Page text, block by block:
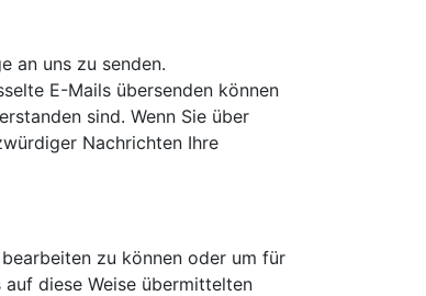
an uns zu senden.
E-Mails übersenden können
sind. Wenn Sie über
Nachrichten Ihre
zu können oder um für
diese Weise übermittelten